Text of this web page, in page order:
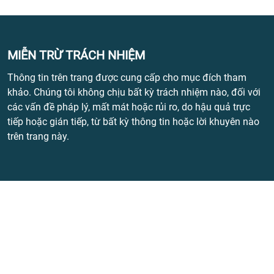
MIỄN TRỪ TRÁCH NHIỆM
Thông tin trên trang được cung cấp cho mục đích tham
khảo. Chúng tôi không chịu bất kỳ trách nhiệm nào, đối với
các vấn đề pháp lý, mất mát hoặc rủi ro, do hậu quả trực
tiếp hoặc gián tiếp, từ bất kỳ thông tin hoặc lời khuyên nào
trên trang này.